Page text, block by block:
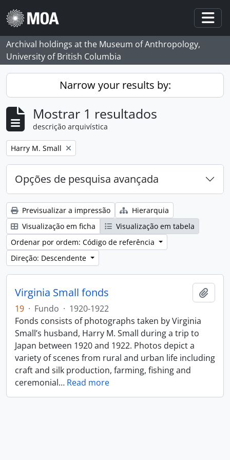
Skip to main content
Archival holdings at the Museum of Anthropology,
University of British Columbia
Narrow your results by:
Mostrar 1 resultados
descrição arquivística
Remove filter:
Harry M. Small
Opções de pesquisa avançada
Previsualizar a impressão
Hierarquia
Visualização em ficha
Visualização em tabela
Ordenar por ordem: Código de referência
Direção: Descendente
Virginia Small fonds
19 · Fundo · 1920-1922
Fonds consists of photographs taken by Virginia
Small’s husband, Harry M. Small during a trip to
Japan between 1920 and 1922. Photos depict a
variety of scenes from rural and urban life including
craft and silk production, farming, fishing and
ceremonial… Read more